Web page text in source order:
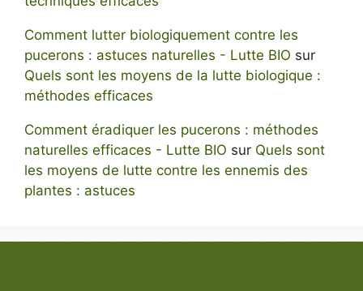
Comment lutter biologiquement contre les
pucerons : astuces naturelles - Lutte BIO sur
Quels sont les moyens de la lutte biologique :
méthodes efficaces
Comment éradiquer les pucerons : méthodes
naturelles efficaces - Lutte BIO sur Quels sont
les moyens de lutte contre les ennemis des
plantes : astuces